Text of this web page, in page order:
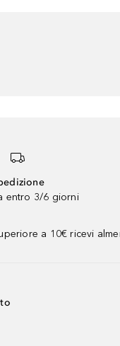
entro 3/6 giorni
a 10€ ricevi